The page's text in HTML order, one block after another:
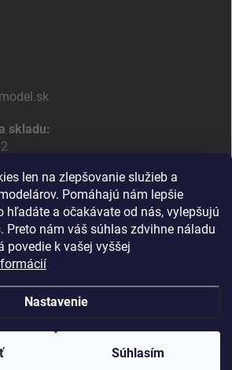
len na zlepšovanie služieb a
Pomáhajú nám lepšie
hľadáte a očakávate od nás, vylepšujú
Preto nám váš súhlas zdvihne náladu
povedie k vašej vyššej
Nastavenie
Súhlasím
skladu:
. Všetky práva vyhradené.Upraviť nastavenie
Ako vám pomôžem?